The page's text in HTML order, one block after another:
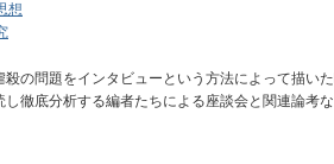
想
の問題をインタビューという方法によって描い
し徹底分析する編者たちによる座談会と関連論考